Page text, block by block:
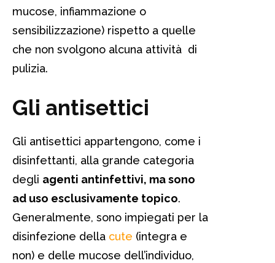
mucose, infiammazione o
sensibilizzazione) rispetto a quelle
che non svolgono alcuna attività di
pulizia.
Gli antisettici
Gli antisettici appartengono, come i
disinfettanti, alla grande categoria
degli agenti antinfettivi, ma sono
ad uso esclusivamente topico.
Generalmente, sono impiegati per la
disinfezione della cute (integra e
non) e delle mucose dell’individuo,